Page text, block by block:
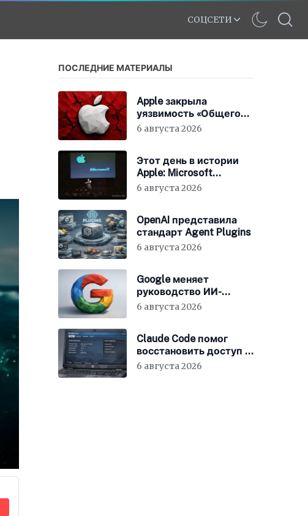
СОЦСЕТИ
ПОСЛЕДНИЕ МАТЕРИАЛЫ
Apple закрыла
уязвимость «Общего
экрана» в macOS
6 августа 2026
Этот день в истории
Apple: Microsoft
инвестирует в Apple
6 августа 2026
OpenAI представила
стандарт Agent Plugins
6 августа 2026
Google меняет
руководство ИИ-
направления
6 августа 2026
Claude Code помог
восстановить доступ к
BIOS ноутбука
6 августа 2026